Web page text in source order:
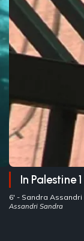
In Palestine 1
6' - Sandra Assandri
Assandri Sandra